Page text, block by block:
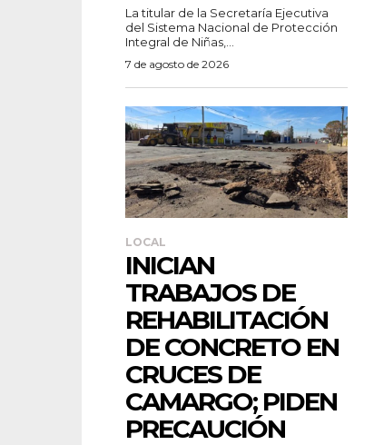
La titular de la Secretaría Ejecutiva
del Sistema Nacional de Protección
Integral de Niñas,...
7 de agosto de 2026
LOCAL
INICIAN
TRABAJOS DE
REHABILITACIÓN
DE CONCRETO EN
CRUCES DE
CAMARGO; PIDEN
PRECAUCIÓN